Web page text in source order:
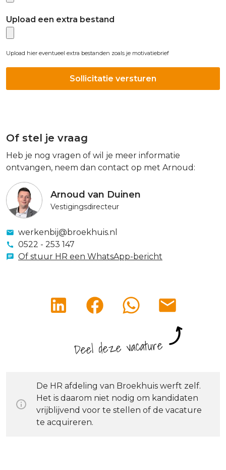
Upload een extra bestand
Upload hier eventueel extra bestanden zoals je motivatiebrief
Of stel je vraag
Heb je nog vragen of wil je meer informatie
ontvangen, neem dan contact op met Arnoud:
Arnoud van Duinen
Vestigingsdirecteur
werkenbij@broekhuis.nl
0522 - 253 147
Of stuur HR een WhatsApp-bericht
Deel deze vacature
De HR afdeling van Broekhuis werft zelf.
Het is daarom niet nodig om kandidaten
vrijblijvend voor te stellen of de vacature
te acquireren.